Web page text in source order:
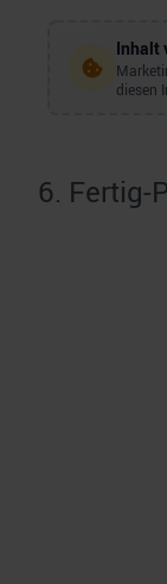
Inhalt
diesen
6. Fertig-